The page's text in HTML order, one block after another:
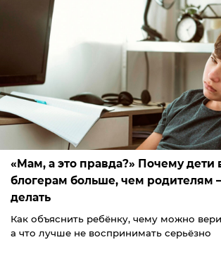
«Мам, а это правда?» Почему дети
блогерам больше, чем родителям
делать
Как объяснить ребёнку, чему можно
а что лучше не воспринимать серьёзно